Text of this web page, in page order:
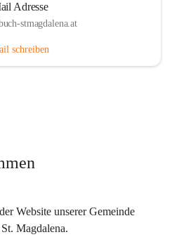
Adresse
stmagdalena.at
schreiben
Website unserer Gemeinde
Magdalena.